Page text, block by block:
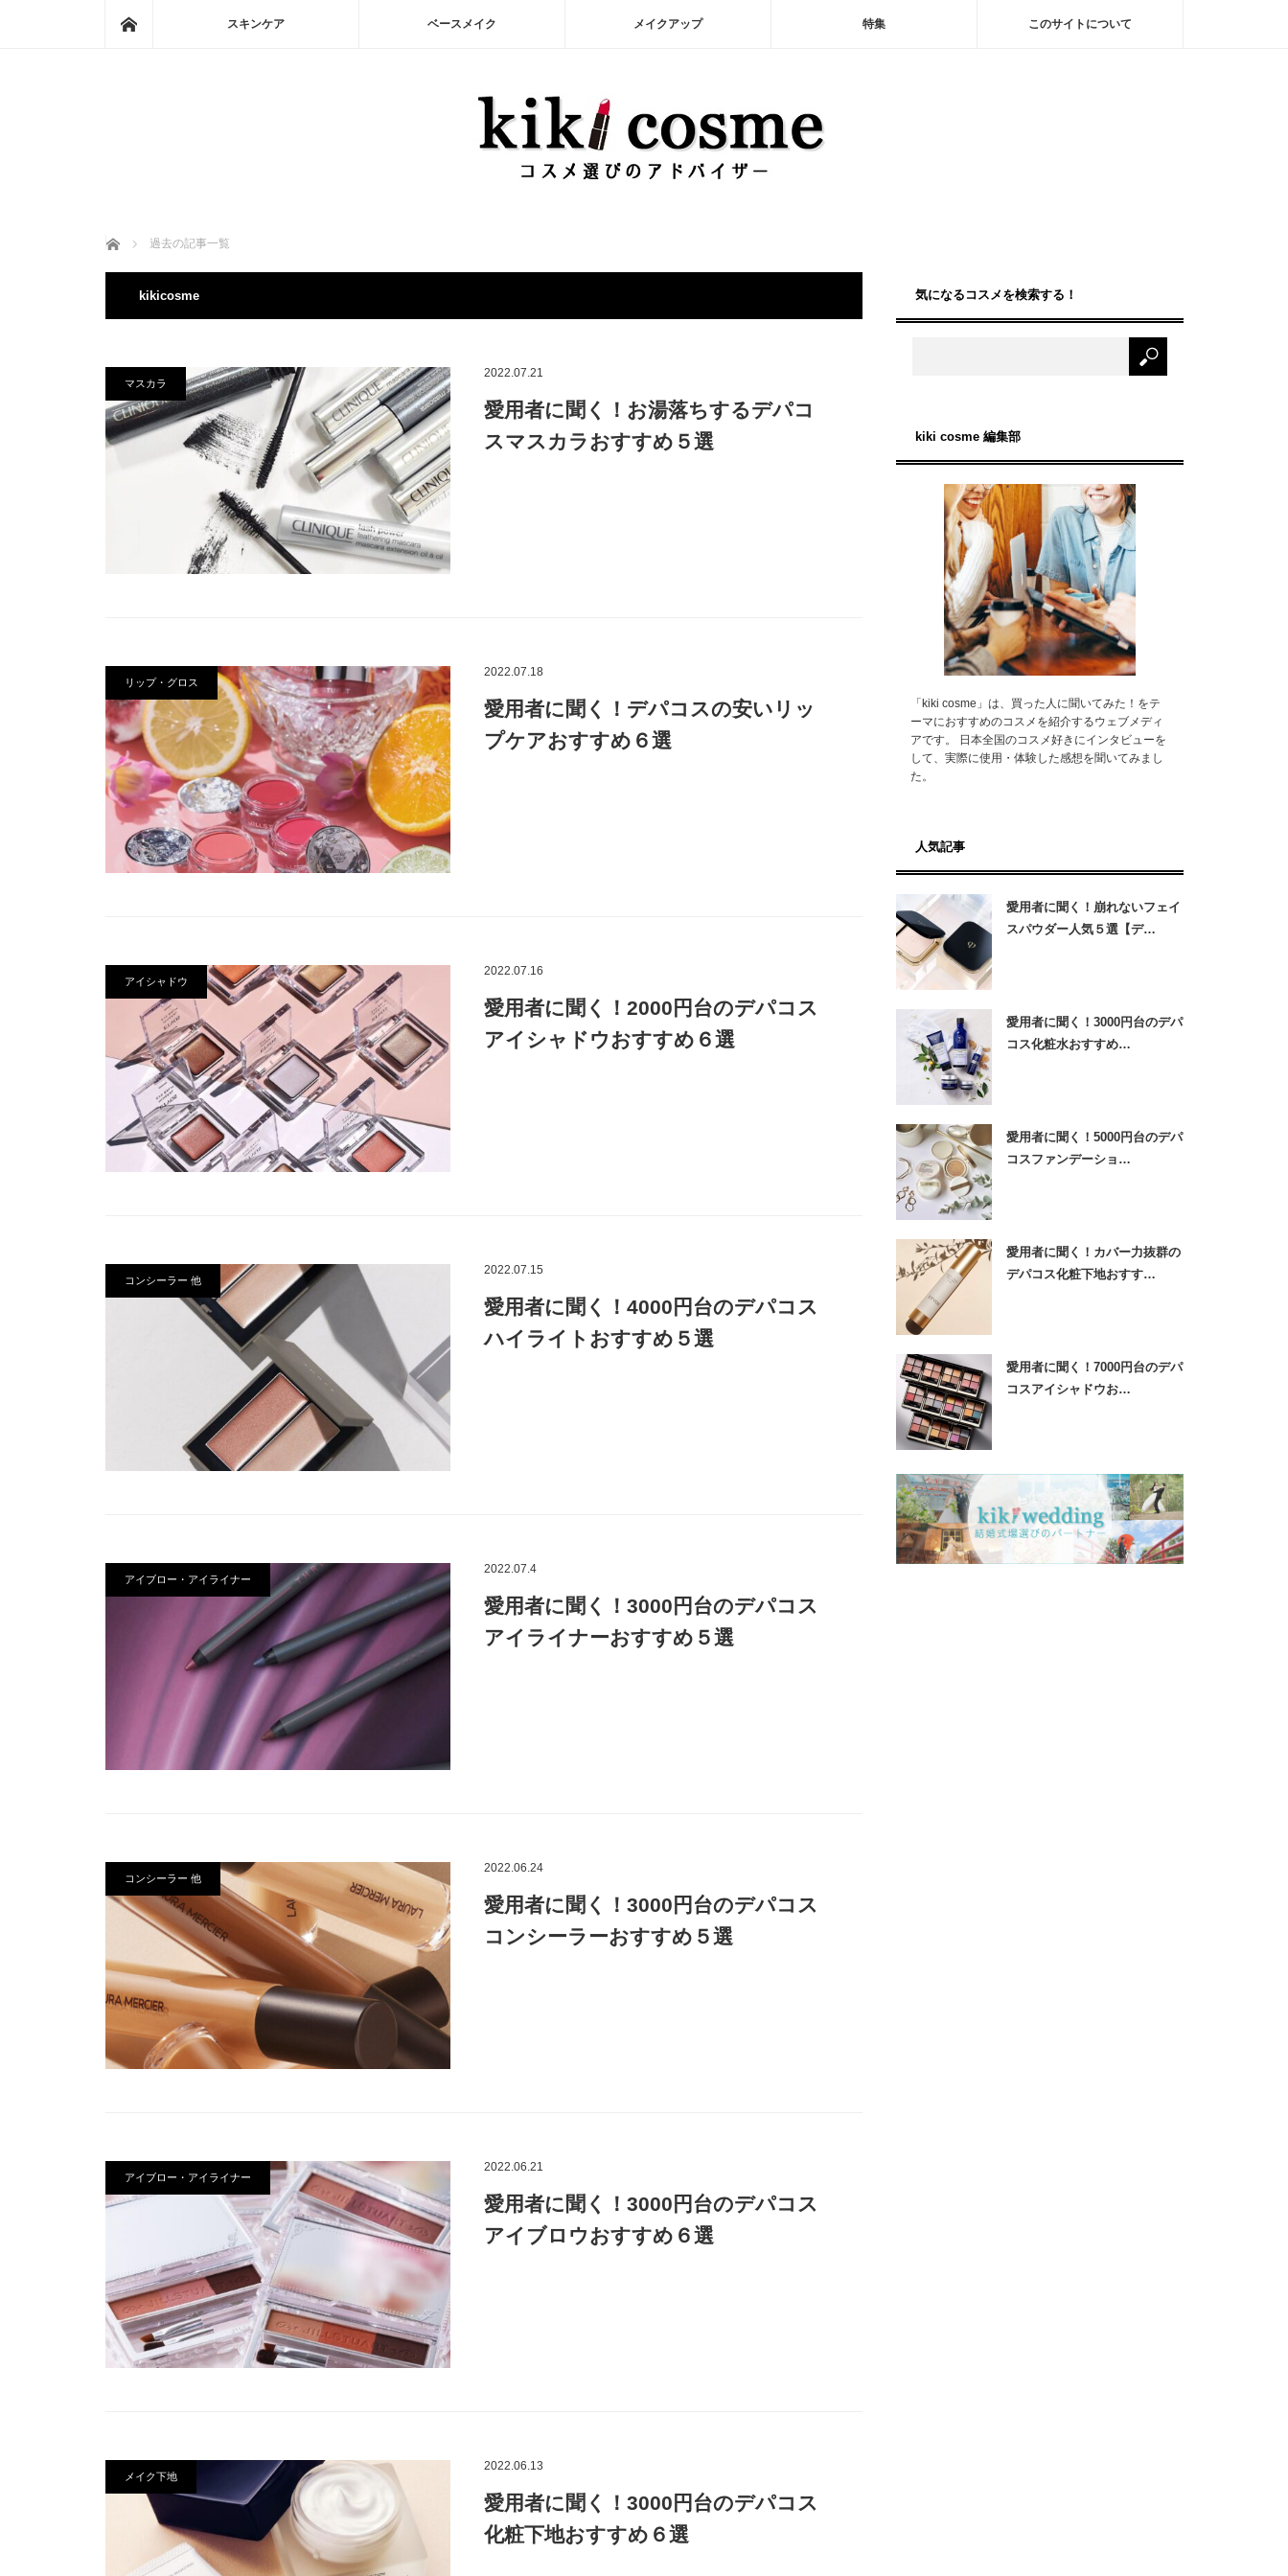
スキンケア ベースメイク メイクアップ 特集 このサイトについて
ホーム 過去の記事一覧
kikicosme
マスカラ
2022.07.21
愛用者に聞く！お湯落ちするデパコ
スマスカラおすすめ５選
リップ・グロス
2022.07.18
愛用者に聞く！デパコスの安いリッ
プケアおすすめ６選
アイシャドウ
2022.07.16
愛用者に聞く！2000円台のデパコス
アイシャドウおすすめ６選
コンシーラー 他
2022.07.15
愛用者に聞く！4000円台のデパコス
ハイライトおすすめ５選
アイブロー・アイライナー
2022.07.4
愛用者に聞く！3000円台のデパコス
アイライナーおすすめ５選
コンシーラー 他
2022.06.24
愛用者に聞く！3000円台のデパコス
コンシーラーおすすめ５選
アイブロー・アイライナー
2022.06.21
愛用者に聞く！3000円台のデパコス
アイブロウおすすめ６選
メイク下地
2022.06.13
愛用者に聞く！3000円台のデパコス
化粧下地おすすめ６選
気になるコスメを検索する！
kiki cosme 編集部
「kiki cosme」は、買った人に聞いてみた！をテ
ーマにおすすめのコスメを紹介するウェブメディ
アです。 日本全国のコスメ好きにインタビューを
して、実際に使用・体験した感想を聞いてみまし
た。
人気記事
愛用者に聞く！崩れないフェイ
スパウダー人気５選【デ…
愛用者に聞く！3000円台のデパ
コス化粧水おすすめ…
愛用者に聞く！5000円台のデパ
コスファンデーショ…
愛用者に聞く！カバー力抜群の
デパコス化粧下地おすす…
愛用者に聞く！7000円台のデパ
コスアイシャドウお…